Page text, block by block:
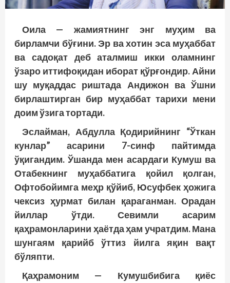
Оила — жамиятнинг энг муҳим ва
бирламчи бўғини. Эр ва хотин эса муҳаббат
ва садоқат деб аталмиш икки оламнинг
ўзаро иттифоқидан иборат қўрғондир. Айни
шу муқаддас риштада Андижон ва Ўшни
бирлаштирган бир муҳаббат тарихи мени
доим ўзига тортади.
Эслайман, Абдулла Қодирийнинг “Ўткан
кунлар” асарини 7-синф пайтимда
ўқигандим. Ўшанда мен асардаги Кумуш ва
Отабекнинг муҳаббатига қойил қолган,
Офтобойимга меҳр қўйиб, Юсуфбек ҳожига
чексиз ҳурмат билан қараганман. Орадан
йиллар ўтди. Севимли асарим
қаҳрамонларини ҳаётда ҳам учратдим. Мана
шунгаям қарийб ўттиз йилга яқин вақт
бўляпти.
Қаҳрамоним — Кумушбибига қиёс